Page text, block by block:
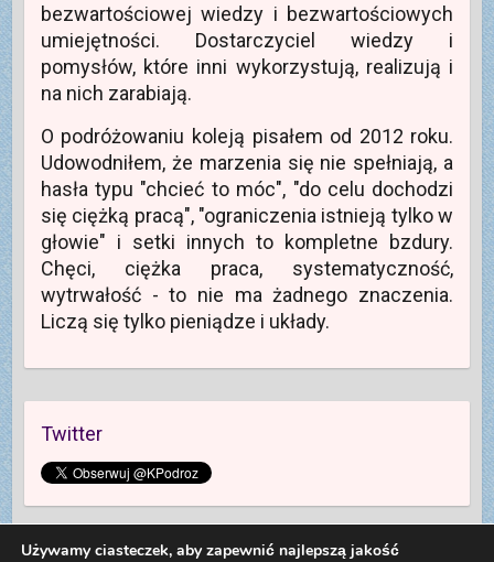
bezwartościowej wiedzy i bezwartościowych
umiejętności. Dostarczyciel wiedzy i
pomysłów, które inni wykorzystują, realizują i
na nich zarabiają.
O podróżowaniu koleją pisałem od 2012 roku.
Udowodniłem, że marzenia się nie spełniają, a
hasła typu "chcieć to móc", "do celu dochodzi
się ciężką pracą", "ograniczenia istnieją tylko w
głowie" i setki innych to kompletne bzdury.
Chęci, ciężka praca, systematyczność,
wytrwałość - to nie ma żadnego znaczenia.
Liczą się tylko pieniądze i układy.
Twitter
Używamy ciasteczek, aby zapewnić najlepszą jakość